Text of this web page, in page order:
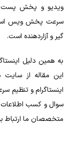
ویدیو و پخش پست
سرعت پخش ویس است.
گیر و آزاردهنده است.
به همین دلیل
این مقاله از سایت
اینستاگرام و تنظیم
سوال و کسب اطلاعات
متخصصان ما ارتباط